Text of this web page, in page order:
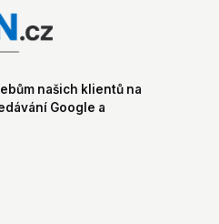
našich klientů na
Google a